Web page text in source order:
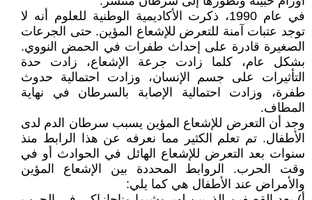
في عام 1990، ذكرت الأكاديمية الوطنية للعلوم أنه لا
توجد عتبات آمنة للتعرض للإشعاع المؤين. حتى الجرعات
الصغيرة قادرة على إحداث طفرات في الحمض النووي.
بشكل عام، كلما زادت جرعة الإشعاع، زادت حدة
التأثيرات على جسم الإنسان، وزادت احتمالية حدوث
طفرة، وزادت احتمالية الإصابة بالسرطان في نهاية
المطاف.
وجد أن التعرض للإشعاع المؤين يسبب سرطان الدم لدى
الأطفال. تم تعلم الكثير مما نعرفه عن هذا الرابط منذ
سنوات بعد التعرض للإشعاع الهائل في الحوادث أو في
وقت الحرب. الروابط المحددة بين الإشعاع المؤين
والأمراض عند الأطفال هي كما يلي: